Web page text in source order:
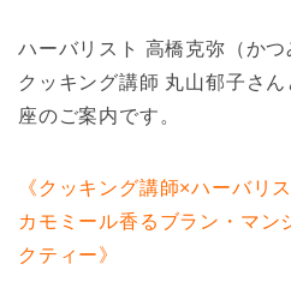
ハーバリスト 高橋克弥（かつ
クッキング講師 丸山郁子さ
座のご案内です。
《クッキング講師×ハーバリ
カモミール香るブラン・マ
クティー》